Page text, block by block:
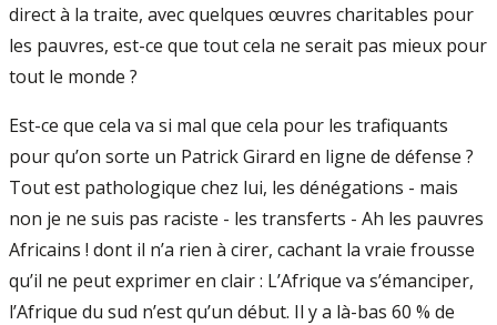
direct à la traite, avec quelques œuvres charitables pour
les pauvres, est-ce que tout cela ne serait pas mieux pour
tout le monde ?
Est-ce que cela va si mal que cela pour les trafiquants
pour qu’on sorte un Patrick Girard en ligne de défense ?
Tout est pathologique chez lui, les dénégations - mais
non je ne suis pas raciste - les transferts - Ah les pauvres
Africains ! dont il n’a rien à cirer, cachant la vraie frousse
qu’il ne peut exprimer en clair : L’Afrique va s’émanciper,
l’Afrique du sud n’est qu’un début. Il y a là-bas 60 % de